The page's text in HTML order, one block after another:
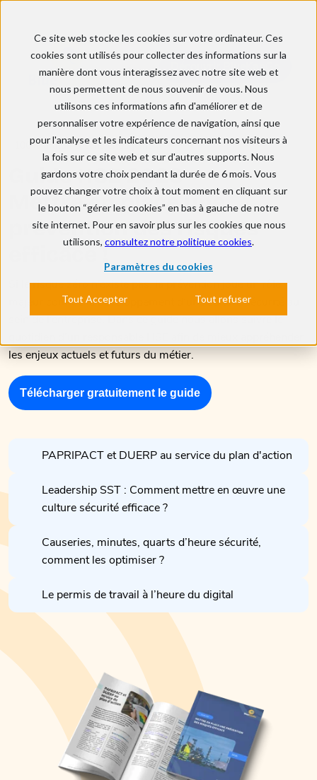
Ce site web stocke les cookies sur votre ordinateur. Ces
cookies sont utilisés pour collecter des informations sur la
manière dont vous interagissez avec notre site web et
nous permettent de nous souvenir de vous. Nous
utilisons ces informations afin d'améliorer et de
personnaliser votre expérience de navigation, ainsi que
pour l'analyse et les indicateurs concernant nos visiteurs à
la fois sur ce site web et sur d'autres supports. Nous
gardons votre choix pendant la durée de 6 mois. Vous
pouvez changer votre choix à tout moment en cliquant sur
le bouton “gérer les cookies” en bas à gauche de notre
site internet. Pour en savoir plus sur les cookies que nous
utilisons, consultez notre politique cookies.
Paramètres du cookies
Tout Accepter Tout refuser
Découvrir BlueKanGo
100% gratuit & sans engagement
Guide HSE 2026
Mettre en place une
prévention des risques
efficace !
Si le risque zéro n’existe pas, la prévention joue un rôle
majeur comme le développement d’une culture sécurité au
sein de l’entreprise. Dans ce guide nous allons suivre le
les enjeux actuels et futurs du métier.
Télécharger gratuitement le guide
PAPRIPACT et DUERP au service du plan d'action
Leadership SST : Comment mettre en œuvre une
culture sécurité efficace ?
Causeries, minutes, quarts d’heure sécurité,
comment les optimiser ?
Le permis de travail à l’heure du digital